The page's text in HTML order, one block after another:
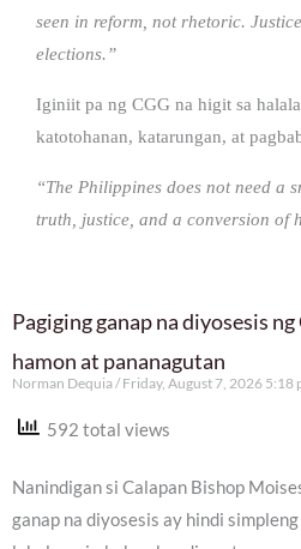
seen in reform, not rhetoric.
elections.”
Iginiit pa ng CGG na higit sa
katotohanan, katarungan, at
“The Philippines does not need a
truth, justice, and a conversion of
Pagiging ganap na diyosesis
hamon at pananagutan
Norman Dequia Friday, August 7, 2026 5:18
592 total views
Nanindigan si Calapan Bishop
ganap na diyosesis ay hindi